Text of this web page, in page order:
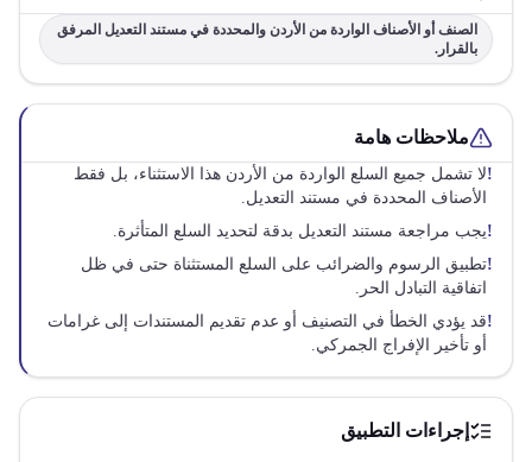
الصنف أو الأصناف الواردة من الأردن والمحددة في مستند التعديل المرفق
بالقرار.
ملاحظات هامة
!لا تشمل جميع السلع الواردة من الأردن هذا الاستثناء، بل فقط
الأصناف المحددة في مستند التعديل.
!يجب مراجعة مستند التعديل بدقة لتحديد السلع المتأثرة.
!تطبيق الرسوم والضرائب على السلع المستثناة حتى في ظل
اتفاقية التبادل الحر.
!قد يؤدي الخطأ في التصنيف أو عدم تقديم المستندات إلى غرامات
أو تأخير الإفراج الجمركي.
إجراءات التطبيق